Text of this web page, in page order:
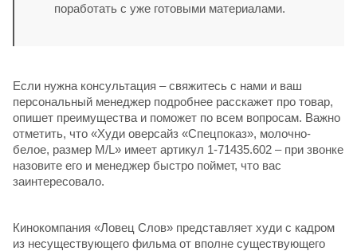
поработать с уже готовыми материалами.
Если нужна консультация – свяжитесь с нами и ваш
персональный менеджер подробнее расскажет про товар,
опишет преимущества и поможет по всем вопросам. Важно
отметить, что «Худи оверсайз «Спецпоказ», молочно-
белое, размер M/L» имеет артикул 1-71435.602 – при звонке
назовите его и менеджер быстро поймет, что вас
заинтересовало.
Кинокомпания «Ловец Слов» представляет худи с кадром
из несуществующего фильма от вполне существующего